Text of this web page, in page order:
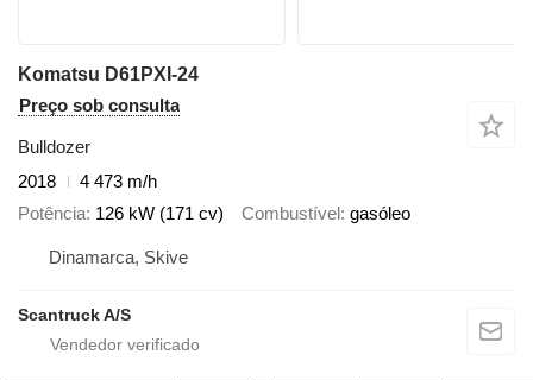
Komatsu D61PXI-24
Preço sob consulta
Bulldozer
2018
4 473 m/h
Potência 126 kW (171 cv) Combustível gasóleo
Dinamarca, Skive
Scantruck A/S